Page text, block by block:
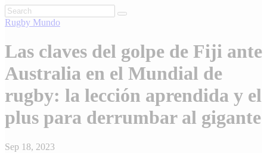
Rugby Mundo
Las claves del golpe de Fiji ante
Australia en el Mundial de
rugby: la lección aprendida y el
plus para derrumbar al gigante
Sep 18, 2023